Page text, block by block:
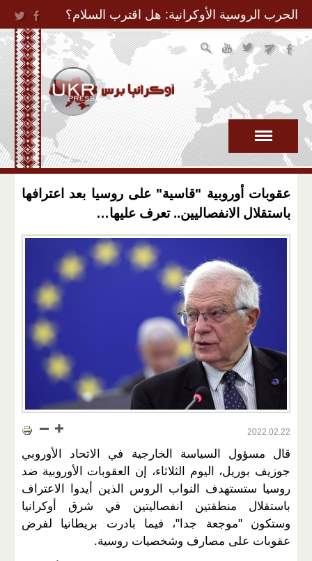
Jump to Navigation
الحرب الروسية الأوكرانية: هل اقترب السلام؟
عقوبات أوروبية "قاسية" على روسيا بعد اعترافها
باستقلال الانفصاليين.. تعرف عليها…
2022.02.22
قال مسؤول السياسة الخارجية في الاتحاد الأوروبي
جوزيف بوريل، اليوم الثلاثاء، إن العقوبات الأوروبية ضد
روسيا ستستهدف النواب الروس الذين أيدوا الاعتراف
باستقلال منطقتين انفصاليتين في شرق أوكرانيا
وستكون "موجعة جدا"، فيما بادرت بريطانيا لفرض
عقوبات على مصارف وشخصيات روسية.